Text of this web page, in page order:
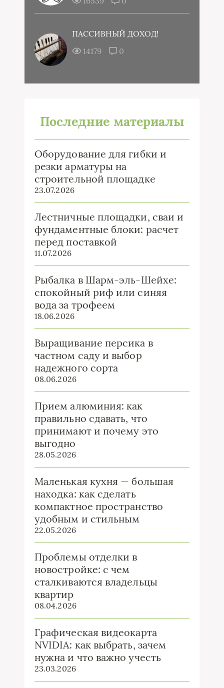
ПАССИВНЫЙ ДОХОД!
14179
0
Последние материалы
Оборудование для гибки и
резки арматуры на
строительной площадке
23.07.2026
Лестничные площадки, сваи и
фундаментные блоки: расчет
перед поставкой
11.07.2026
Рыбалка в Шарм-эль-Шейхе:
спокойный риф или синяя
вода за трофеем
18.06.2026
Выращивание персика в
частном саду и выбор
надежного сорта
08.06.2026
Прием алюминия: как
правильно сдавать, что
принимают и почему это
выгодно
28.05.2026
Маленькая кухня — большая
находка: как сделать
компактное пространство
удобным и стильным
22.05.2026
Проблемы отделки в
новостройке: с чем
сталкиваются владельцы
квартир
08.04.2026
Графическая видеокарта
NVIDIA: как выбрать, зачем
нужна и что важно учесть
23.03.2026